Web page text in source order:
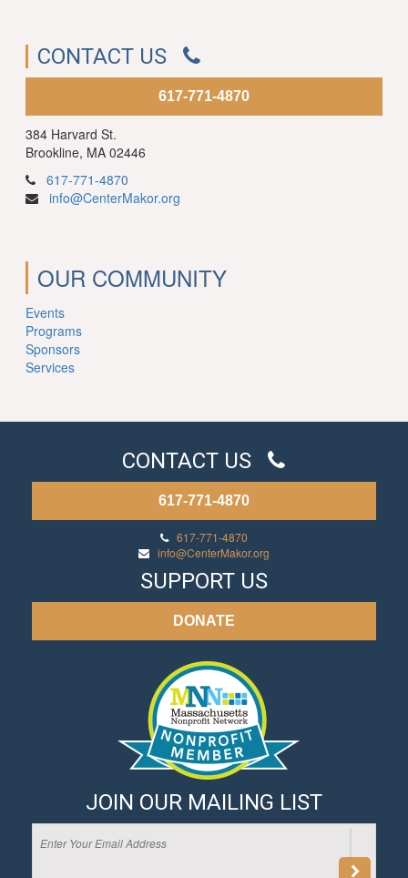
CONTACT US
617-771-4870
384 Harvard St.
Brookline, MA 02446
617-771-4870
info@CenterMakor.org
OUR COMMUNITY
Events
Programs
Sponsors
Services
CONTACT US
617-771-4870
617-771-4870
info@CenterMakor.org
SUPPORT US
DONATE
JOIN OUR MAILING LIST